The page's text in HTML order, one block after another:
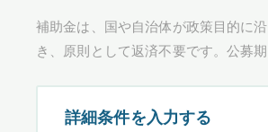
補助金は、国や自治体が政策目的に
き、原則として返済不要です。公募
詳細条件を入力する